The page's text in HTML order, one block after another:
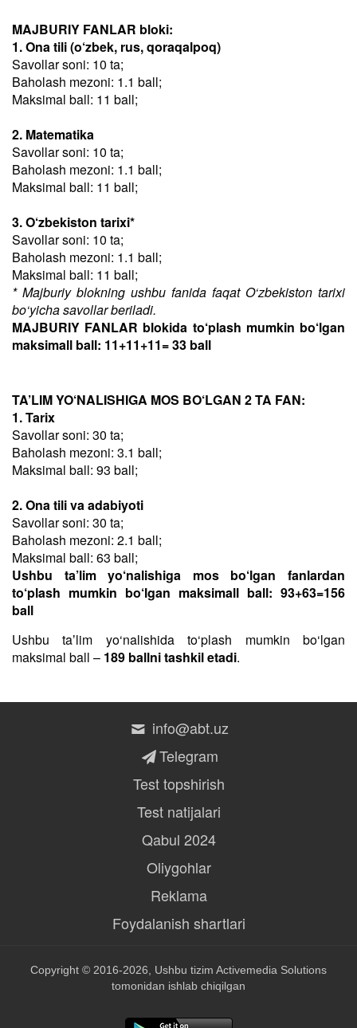
MAJBURIY FANLAR bloki:
1. Ona tili (o‘zbek, rus, qoraqalpoq)
Savollar soni: 10 ta;
Baholash mezoni: 1.1 ball;
Maksimal ball: 11 ball;
2. Matematika
Savollar soni: 10 ta;
Baholash mezoni: 1.1 ball;
Maksimal ball: 11 ball;
3. O‘zbekiston tarixi*
Savollar soni: 10 ta;
Baholash mezoni: 1.1 ball;
Maksimal ball: 11 ball;
* Majburiy blokning ushbu fanida faqat O‘zbekiston tarixi
bo‘yicha savollar beriladi.
MAJBURIY FANLAR blokida to‘plash mumkin bo‘lgan
maksimall ball: 11+11+11= 33 ball
TA’LIM YO‘NALISHIGA MOS BO‘LGAN 2 TA FAN:
1. Tarix
Savollar soni: 30 ta;
Baholash mezoni: 3.1 ball;
Maksimal ball: 93 ball;
2. Ona tili va adabiyoti
Savollar soni: 30 ta;
Baholash mezoni: 2.1 ball;
Maksimal ball: 63 ball;
Ushbu ta’lim yo‘nalishiga mos bo‘lgan fanlardan
to‘plash mumkin bo‘lgan maksimall ball: 93+63=156
ball
Ushbu taʼlim yo‘nalishida to‘plash mumkin bo‘lgan
maksimal ball – 189 ballni tashkil etadi.
info@abt.uz
Telegram
Test topshirish
Test natijalari
Qabul 2024
Oliygohlar
Reklama
Foydalanish shartlari
Copyright © 2016-2026, Ushbu tizim Activemedia Solutions
tomonidan ishlab chiqilgan